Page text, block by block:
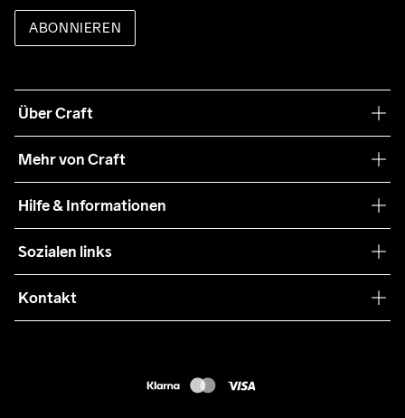
ABONNIEREN
Über Craft
Nachhaltigkeit
Mehr von Craft
Teamwear
Zusammenarbeit
Press
Hilfe & Informationen
Retouren
Kundendienst
Sozialen links
Kontakt